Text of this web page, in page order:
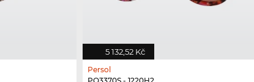
5 132,52 Kč
Persol